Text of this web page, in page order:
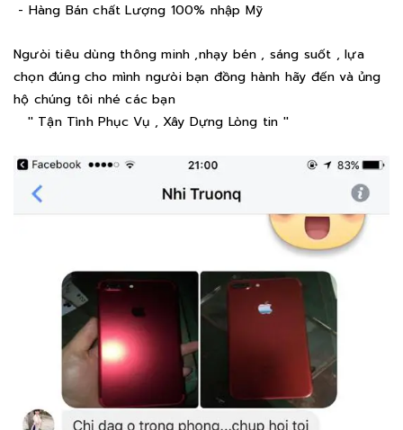
- Hàng Bán chất Lượng 100% nhập Mỹ
Ngưòi tiêu dùng thông minh ,nhạy bén , sáng suốt , lựa
chọn đúng cho mình ngưòi bạn đồng hành hãy đến và ủng
hộ chúng tôi nhé các bạn
'' Tận Tình Phục Vụ , Xây Dựng Lòng tin ''